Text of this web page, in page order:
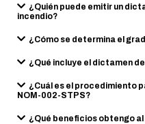
¿Quién puede emitir un
incendio?
¿Cómo se determina el
¿Qué incluye el dictamen
¿Cuál es el procedimiento
NOM-002-STPS?
¿Qué beneficios obtengo